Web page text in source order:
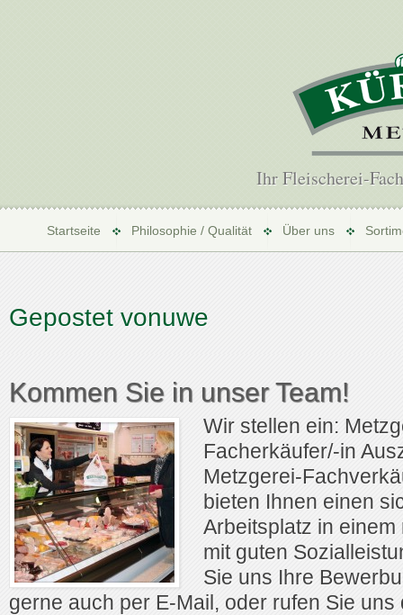
Ihr Fleischerei-
Startseite Philosophie / Qualität Über uns
Gepostet vonuwe
Kommen Sie in unser Team!
Wir stellen ein:
Facherkäufer/-in
Metzgerei-
bieten Ihnen einen
Arbeitsplatz in einem
mit guten
Sie uns Ihre
gerne auch per E-Mail, oder rufen Sie uns